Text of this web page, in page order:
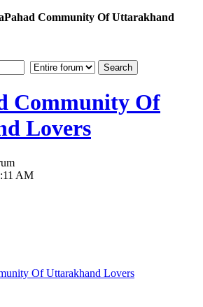
Community Of Uttarakhand
Community Of
Lovers
AM
Of Uttarakhand Lovers